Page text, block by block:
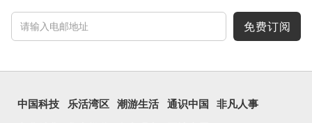
免费订阅
中国科技 乐活湾区 潮游生活 通识中国 非凡人事